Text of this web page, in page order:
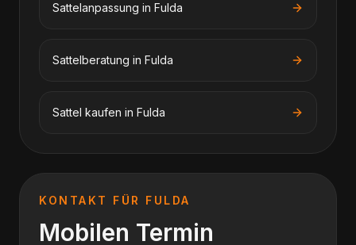
Sattelanpassung in Fulda
Sattelberatung in Fulda
Sattel kaufen in Fulda
KONTAKT FÜR FULDA
Mobilen Termin